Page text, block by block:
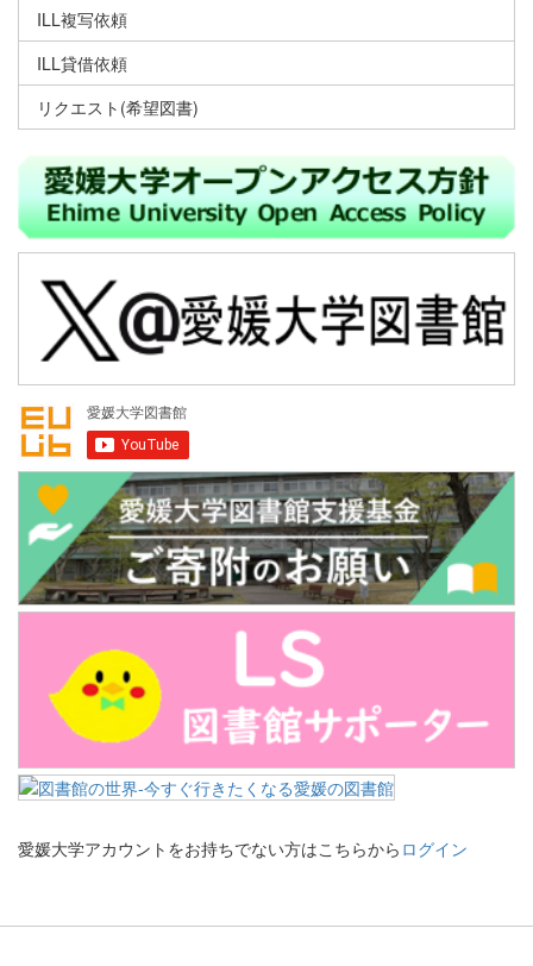
ILL複写依頼
ILL貸借依頼
リクエスト(希望図書)
愛媛大学アカウントをお持ちでない方はこちらから ログイン